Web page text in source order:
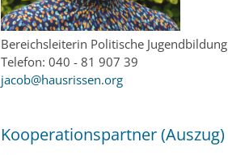
Bereichsleiterin Politische Jugendbildung
Telefon: 040 - 81 907 39
jacob@hausrissen.org
Kooperationspartner (Auszug)